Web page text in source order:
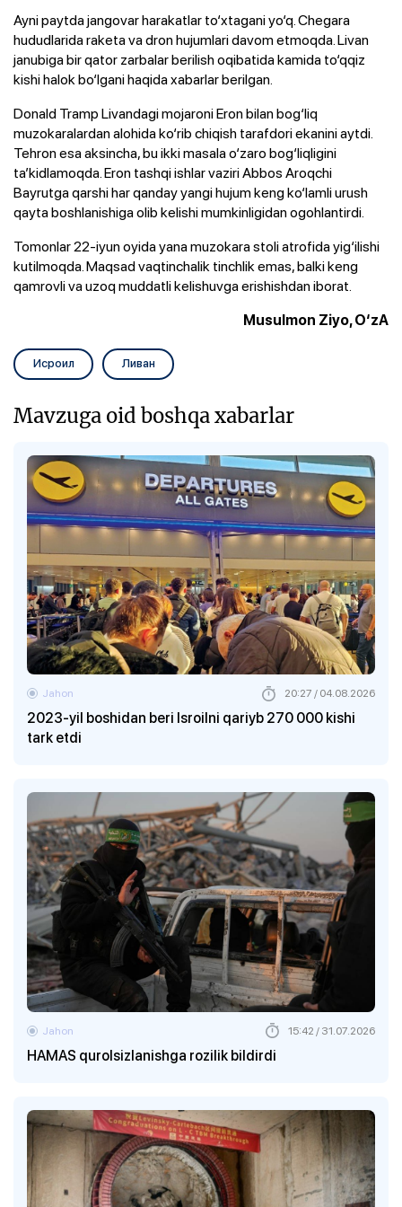
Ayni paytda jangovar harakatlar to‘xtagani yo‘q. Chegara
hududlarida raketa va dron hujumlari davom etmoqda. Livan
janubiga bir qator zarbalar berilish oqibatida kamida to‘qqiz
kishi halok bo‘lgani haqida xabarlar berilgan.
Donald Tramp Livandagi mojaroni Eron bilan bog‘liq
muzokaralardan alohida ko‘rib chiqish tarafdori ekanini aytdi.
Tehron esa aksincha, bu ikki masala o‘zaro bog‘liqligini
ta’kidlamoqda. Eron tashqi ishlar vaziri Abbos Aroqchi
Bayrutga qarshi har qanday yangi hujum keng ko‘lamli urush
qayta boshlanishiga olib kelishi mumkinligidan ogohlantirdi.
Tomonlar 22-iyun oyida yana muzokara stoli atrofida yig‘ilishi
kutilmoqda. Maqsad vaqtinchalik tinchlik emas, balki keng
qamrovli va uzoq muddatli kelishuvga erishishdan iborat.
Musulmon Ziyo, O‘zA
Исроил Ливан
Mavzuga oid boshqa xabarlar
2023-yil boshidan beri Isroilni qariyb 270 000 kishi
tark etdi
Jahon 20:27 / 04.08.2026
HAMAS qurolsizlanishga rozilik bildirdi
Jahon 15:42 / 31.07.2026